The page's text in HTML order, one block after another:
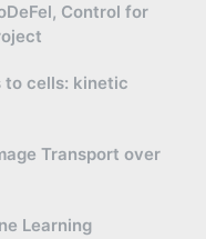
Control for
to cells: kinetic
Transport over
Learning